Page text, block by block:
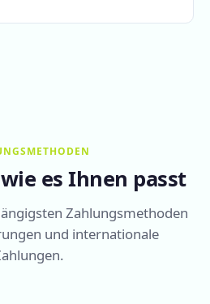
es Ihnen passt
Zahlungsmethoden
und internationale